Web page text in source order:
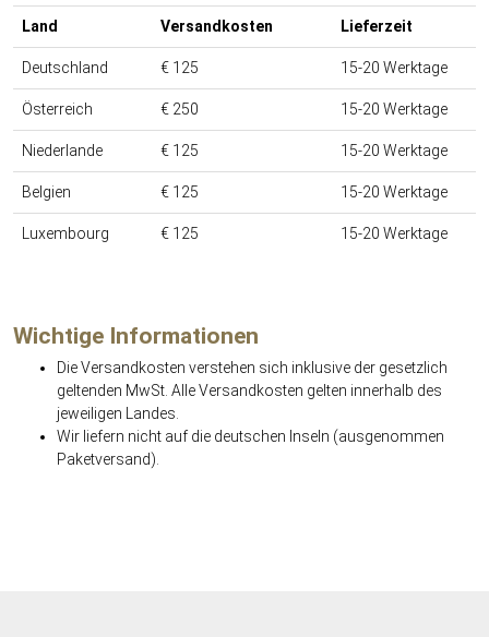
Land Versandkosten Lieferzeit
Deutschland € 125 15-20 Werktage
Österreich € 250 15-20 Werktage
Niederlande € 125 15-20 Werktage
Belgien € 125 15-20 Werktage
Luxembourg € 125 15-20 Werktage
Wichtige Informationen
Die Versandkosten verstehen sich inklusive der gesetzlich
geltenden MwSt. Alle Versandkosten gelten innerhalb des
jeweiligen Landes.
Wir liefern nicht auf die deutschen Inseln (ausgenommen
Paketversand).